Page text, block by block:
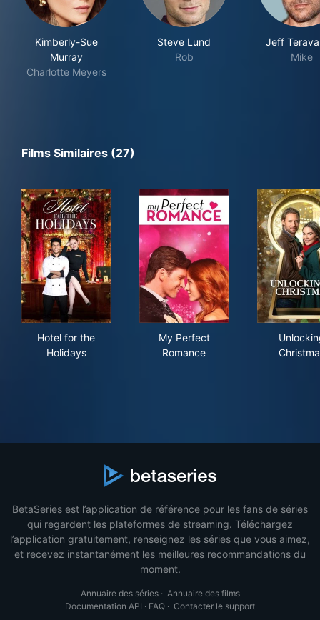
Kimberly-Sue
Murray
Charlotte Meyers
Steve Lund
Rob
Jeff
Mike
Films Similaires (27)
Hotel for the
Holidays
My Perfect
Romance
BetaSeries est l’application de référence pour les fans de séries
qui regardent les plateformes de streaming. Téléchargez
l’application gratuitement, renseignez les séries que vous aimez,
et recevez instantanément les meilleures recommandations du
moment.
Annuaire des séries· Annuaire des films
Documentation API · FAQ · Contacter le support